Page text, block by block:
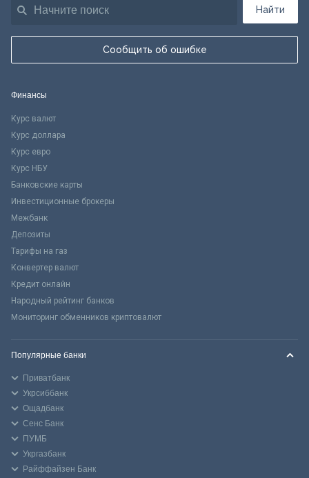
Найти
Сообщить об ошибке
Финансы
Курс валют
Курс доллара
Курс евро
Курс НБУ
Банковские карты
Инвестиционные брокеры
Межбанк
Депозиты
Тарифы на газ
Конвертер валют
Кредит онлайн
Народный рейтинг банков
Мониторинг обменников криптовалют
Популярные банки
Приватбанк
Укрсиббанк
Ощадбанк
Сенс Банк
ПУМБ
Укргазбанк
Райффайзен Банк